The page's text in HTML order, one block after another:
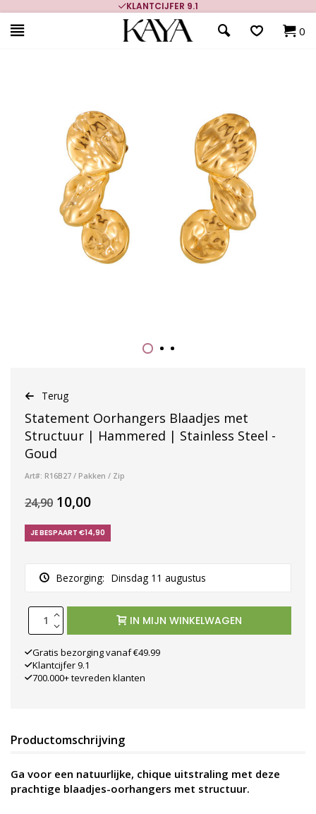
KLANTCIJFER 9.1
0
Terug
Statement Oorhangers Blaadjes met
Structuur | Hammered | Stainless Steel -
Goud
Art#: R16B27 / Pakken / Zip
24,90 10,00
JE BESPAART €14,90
Bezorging: Dinsdag 11 augustus
IN MIJN WINKELWAGEN
Gratis bezorging vanaf €49.99
Klantcijfer 9.1
700.000+ tevreden klanten
Productomschrijving
Ga voor een natuurlijke, chique uitstraling met deze
prachtige blaadjes-oorhangers met structuur.